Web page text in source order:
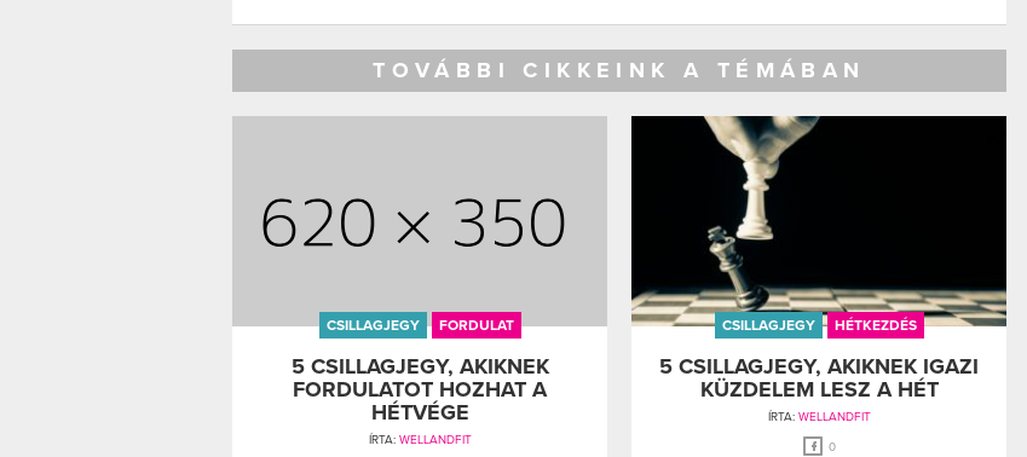
TOVÁBBI CIKKEINK A TÉMÁBAN
CSILLAGJEGY FORDULAT
5 CSILLAGJEGY, AKIKNEK
FORDULATOT HOZHAT A
HÉTVÉGE
ÍRTA: WELLANDFIT
CSILLAGJEGY HÉTKEZDÉS
5 CSILLAGJEGY, AKIKNEK IGAZI
KÜZDELEM LESZ A HÉT
ÍRTA: WELLANDFIT
0